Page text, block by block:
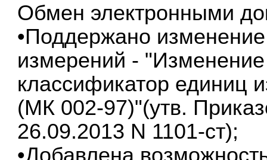
Обмен электронными
•Поддержано
измерений -
классификатор
(МК 002-97)"(утв.
26.09.2013 N 1101-ст);
•Добавлена